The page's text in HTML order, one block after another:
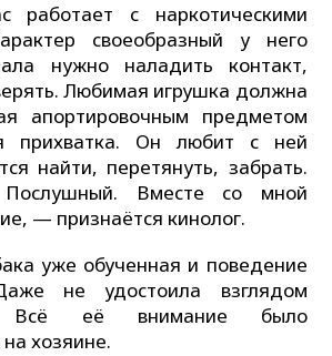
с наркотическими
своеобразный у него
нужно наладить контакт,
Любимая игрушка должна
апортировочным предметом
прихватка. Он любит с ней
найти, перетянуть, забрать.
Послушный. Вместе со мной
— признаётся кинолог.
уже обученная и поведение
не удостоила взглядом
Всё её внимание было
хозяине.